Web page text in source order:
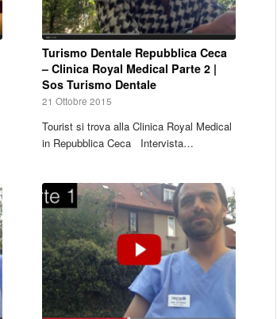
Turismo Dentale Repubblica Ceca
– Clinica Royal Medical Parte 2 |
Sos Turismo Dentale
21 Ottobre 2015
Tourist si trova alla Clinica Royal Medical
in Repubblica Ceca Intervista…